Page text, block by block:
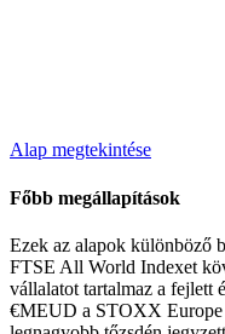
Alap megtekintése
Főbb megállapítások
Ezek az alapok különböző
FTSE All World Indexet
vállalatot tartalmaz a fejlett
€MEUD a STOXX Europe